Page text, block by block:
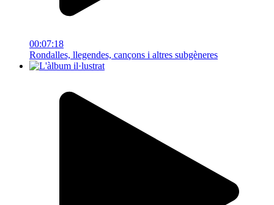
00:07:18
Rondalles, llegendes, cançons i altres subgèneres